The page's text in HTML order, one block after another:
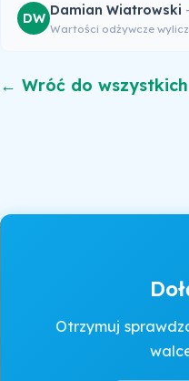
DW
Damian Wiatrowski
Wartości odżywcze
← Wróć do
Otrzymuj